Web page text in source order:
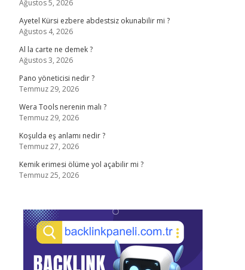
Ağustos 5, 2026
Ayetel Kürsi ezbere abdestsiz okunabilir mi ?
Ağustos 4, 2026
Al la carte ne demek ?
Ağustos 3, 2026
Pano yöneticisi nedir ?
Temmuz 29, 2026
Wera Tools nerenin malı ?
Temmuz 29, 2026
Koşulda eş anlamı nedir ?
Temmuz 27, 2026
Kemik erimesi ölüme yol açabilir mi ?
Temmuz 25, 2026